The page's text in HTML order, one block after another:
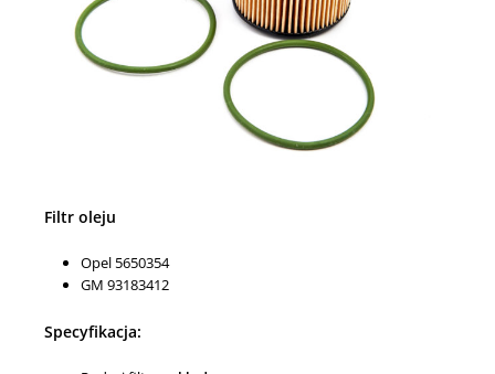
Filtr oleju
Opel 5650354
GM 93183412
Specyfikacja: